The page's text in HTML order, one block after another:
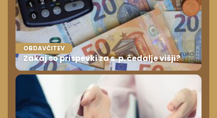
OBDAVČITEV
Zakaj so prispevki za s. p. čedalje višji?